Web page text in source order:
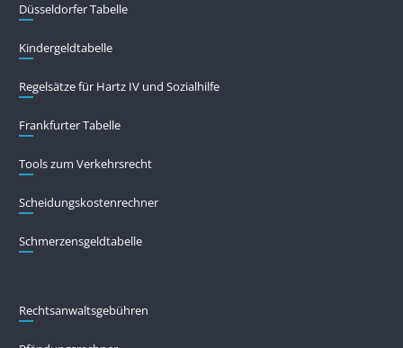
Düsseldorfer Tabelle
Kindergeldtabelle
Regelsätze für Hartz IV und Sozialhilfe
Frankfurter Tabelle
Tools zum Verkehrsrecht
Scheidungskostenrechner
Schmerzensgeldtabelle
Rechtsanwaltsgebühren